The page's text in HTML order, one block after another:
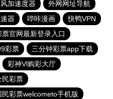
加速度器
外网网址导航
器 哔咔漫画
快鸭VPN
票官网最新登录入口
彩票
三分钟彩票app下载
彩神Vl购彩大厅
彩票
民彩票welcometo手机版